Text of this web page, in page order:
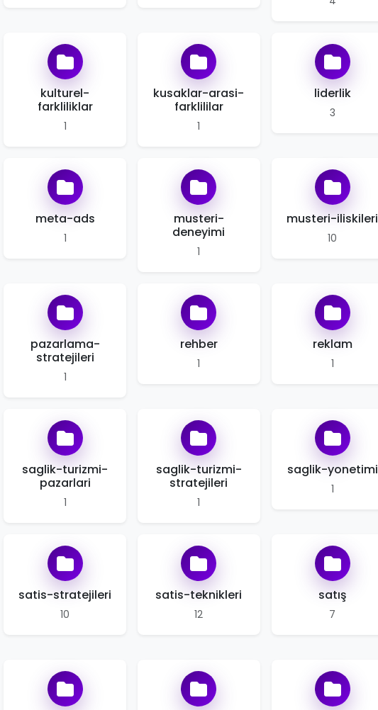
kulturel-
farkliliklar
1
kusaklar-arasi-
farklililar
1
liderlik
3
meta-ads
1
musteri-
deneyimi
1
musteri-iliskileri
10
pazarlama-
stratejileri
1
rehber
1
reklam
1
saglik-turizmi-
pazarlari
1
saglik-turizmi-
stratejileri
1
saglik-yonetimi
1
satis-stratejileri
10
satis-teknikleri
12
satış
7